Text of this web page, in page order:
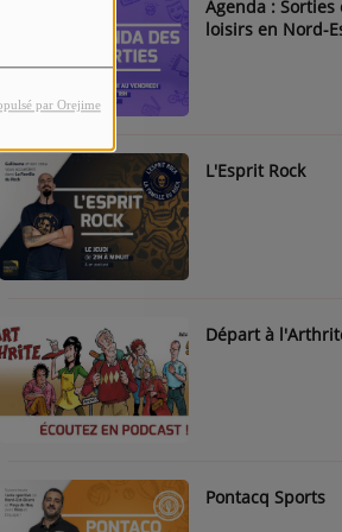
par Orejime
Agenda : Sorties
loisirs en Nord-
L'Esprit Rock
Départ à
Pontacq Sports